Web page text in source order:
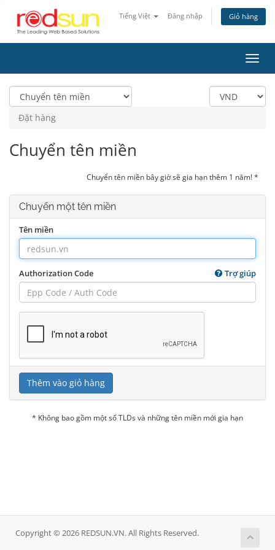
Tiếng Việt Đăng nhập Giỏ hàng
Đặt hàng
Chuyển tên miền
Chuyển tên miền bây giờ sẽ gia hạn thêm 1 năm! *
Chuyển một tên miền
Tên miền
Authorization Code Trợ giúp
Thêm vào giỏ hàng
* Không bao gồm một số TLDs và những tên miền mới gia hạn
Copyright © 2026 REDSUN.VN. All Rights Reserved.